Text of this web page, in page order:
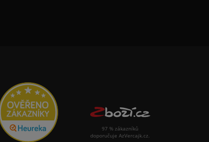
97 % zákazníků
doporučuje AzVercajk.cz.